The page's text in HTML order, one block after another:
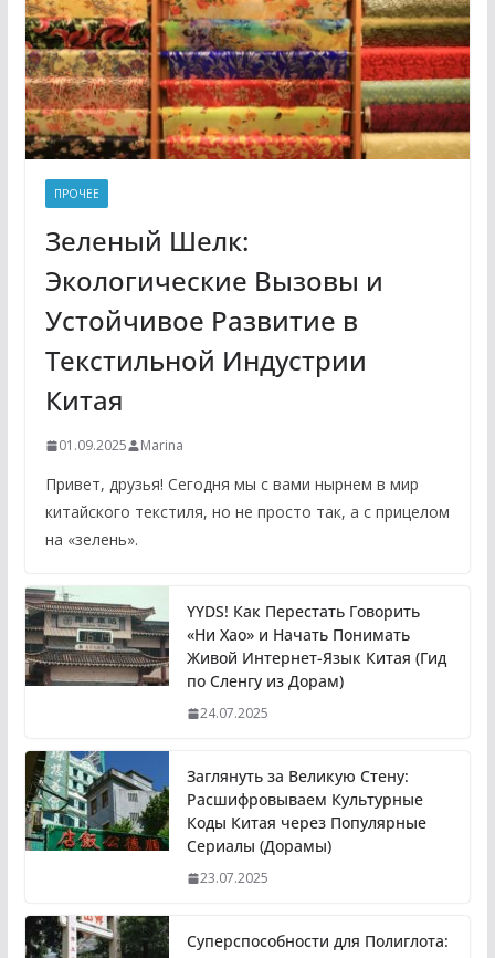
ПРОЧЕЕ
Зеленый Шелк:
Экологические Вызовы и
Устойчивое Развитие в
Текстильной Индустрии
Китая
01.09.2025 Marina
Привет, друзья! Сегодня мы с вами нырнем в мир
китайского текстиля, но не просто так, а с прицелом
на «зелень».
YYDS! Как Перестать Говорить
«Ни Хао» и Начать Понимать
Живой Интернет-Язык Китая (Гид
по Сленгу из Дорам)
24.07.2025
Заглянуть за Великую Стену:
Расшифровываем Культурные
Коды Китая через Популярные
Сериалы (Дорамы)
23.07.2025
Суперспособности для Полиглота: